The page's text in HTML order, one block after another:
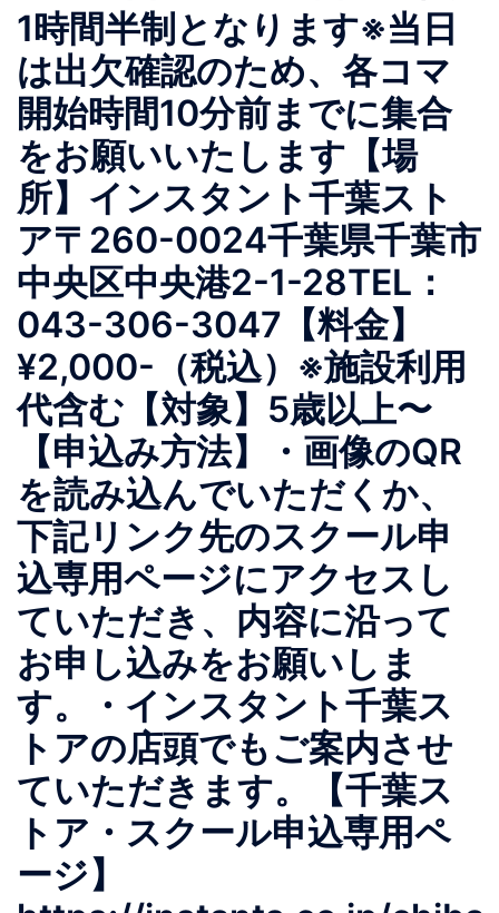
1時間半制となります※当日
は出欠確認のため、各コマ
開始時間10分前までに集合
をお願いいたします【場
所】インスタント千葉スト
ア〒260-0024千葉県千葉市
中央区中央港2-1-28TEL：
043-306-3047【料金】
¥2,000-（税込）※施設利用
代含む【対象】5歳以上〜
【申込み方法】・画像のQR
を読み込んでいただくか、
下記リンク先のスクール申
込専用ページにアクセスし
ていただき、内容に沿って
お申し込みをお願いしま
す。・インスタント千葉ス
トアの店頭でもご案内させ
ていただきます。【千葉ス
トア・スクール申込専用ペ
ージ】